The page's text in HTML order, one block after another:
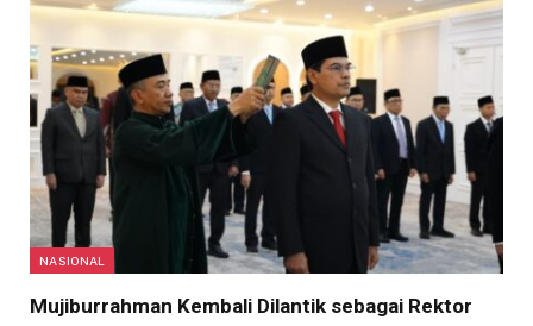
NASIONAL
Mujiburrahman Kembali Dilantik sebagai Rektor